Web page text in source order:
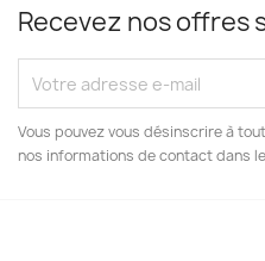
Recevez nos offres
Vous pouvez vous désinscrire à
nos informations de contact dans